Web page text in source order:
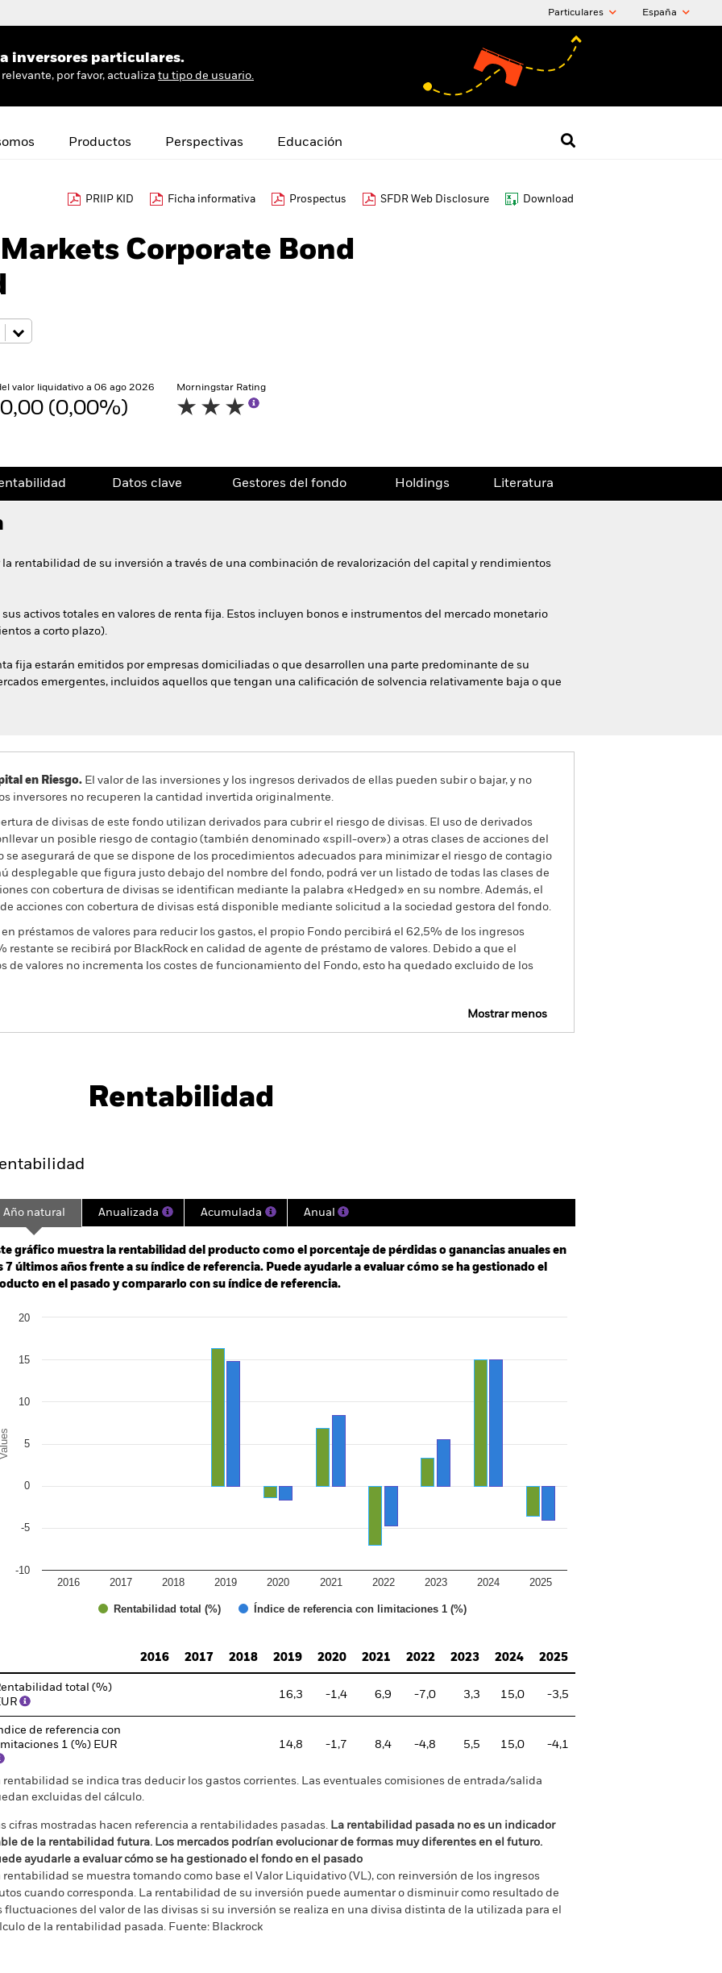
Particulares España
inversores particulares.
por favor, actualiza tu tipo de usuario.
Productos Perspectivas Educación
PRIIP KID Ficha informativa Prospectus SFDR Web Disclosure Download
Corporate Bond
valor liquidativo a 06 ago 2026
0,00 (0,00%)
Morningstar Rating
Datos clave Gestores del fondo Holdings Literatura
rentabilidad de su inversión a través de una combinación de revalorización del capital y rendimientos
activos totales en valores de renta fija. Estos incluyen bonos e instrumentos del mercado monetario
a corto plazo).
fija estarán emitidos por empresas domiciliadas o que desarrollen una parte predominante de su
emergentes, incluidos aquellos que tengan una calificación de solvencia relativamente baja o que
en Riesgo. El valor de las inversiones y los ingresos derivados de ellas pueden subir o bajar, y no
inversores no recuperen la cantidad invertida originalmente.
de divisas de este fondo utilizan derivados para cubrir el riesgo de divisas. El uso de derivados
un posible riesgo de contagio (también denominado «spill-over») a otras clases de acciones del
se asegurará de que se dispone de los procedimientos adecuados para minimizar el riesgo de contagio
desplegable que figura justo debajo del nombre del fondo, podrá ver un listado de todas las clases de
con cobertura de divisas se identifican mediante la palabra «Hedged» en su nombre. Además, el
acciones con cobertura de divisas está disponible mediante solicitud a la sociedad gestora del fondo.
préstamos de valores para reducir los gastos, el propio Fondo percibirá el 62,5% de los ingresos
restante se recibirá por BlackRock en calidad de agente de préstamo de valores. Debido a que el
de valores no incrementa los costes de funcionamiento del Fondo, esto ha quedado excluido de los
Mostrar menos
SFDR Web Disclosure
Rentabilidad
2018-07-01 00:00:00 to 2026-07-31 00:00:00.
0 to 45.
Año natural Anualizada Acumulada Anual
gráfico muestra la rentabilidad del producto como el porcentaje de pérdidas o ganancias anuales en
7 últimos años frente a su índice de referencia. Puede ayudarle a evaluar cómo se ha gestionado el
en el pasado y compararlo con su índice de referencia.
chart with 2 data series.
chart has 1 Y axis displaying Values. Range: -10 to 20.
Values
Rentabilidad total (%) Índice de referencia con limitaciones 1 (%)
2016 2017 2018 2019 2020 2021 2022 2023 2024 2025
-10
-5
0
5
10
15
20
2016
2017 2018 2019 2020 2021 2022 2023 2024 2025
total (%)
16,3 -1,4 6,9 -7,0 3,3 15,0 -3,5
de referencia con
1 (%) EUR
14,8 -1,7 8,4 -4,8 5,5 15,0 -4,1
rentabilidad se indica tras deducir los gastos corrientes. Las eventuales comisiones de entrada/salida
excluidas del cálculo.
cifras mostradas hacen referencia a rentabilidades pasadas. La rentabilidad pasada no es un indicador
de la rentabilidad futura. Los mercados podrían evolucionar de formas muy diferentes en el futuro.
ayudarle a evaluar cómo se ha gestionado el fondo en el pasado
rentabilidad se muestra tomando como base el Valor Liquidativo (VL), con reinversión de los ingresos
cuando corresponda. La rentabilidad de su inversión puede aumentar o disminuir como resultado de
fluctuaciones del valor de las divisas si su inversión se realiza en una divisa distinta de la utilizada para el
de la rentabilidad pasada. Fuente: Blackrock